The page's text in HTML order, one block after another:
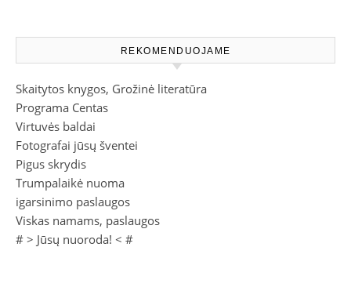
REKOMENDUOJAME
Skaitytos knygos, Grožinė literatūra
Programa Centas
Virtuvės baldai
Fotografai jūsų šventei
Pigus skrydis
Trumpalaikė nuoma
igarsinimo paslaugos
Viskas namams, paslaugos
# > Jūsų nuoroda! < #